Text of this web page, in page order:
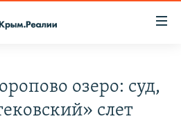
озеро: суд,
слет